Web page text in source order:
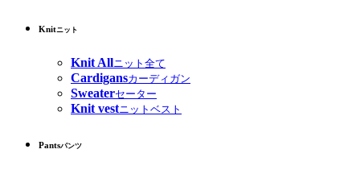
Knitニット
Knit Allニット全て
Cardigansカーディガン
Sweaterセーター
Knit vestニットベスト
Pantsパンツ